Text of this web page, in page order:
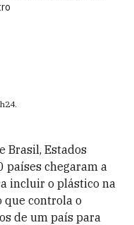
.
Brasil, Estados
países chegaram a
incluir o plástico na
que controla o
de um país para